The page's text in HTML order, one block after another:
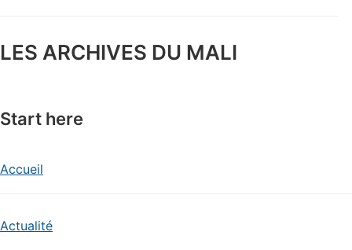
Start here
Accueil
Actualité
LES ARCHIVES DU MALI